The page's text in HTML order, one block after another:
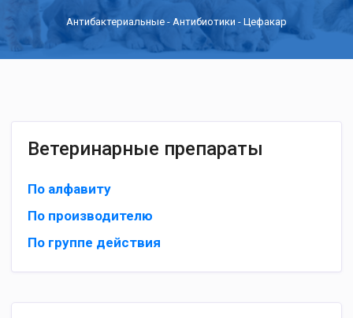
Антибактериальные - Антибиотики - Цефакар
Ветеринарные препараты
По алфавиту
По производителю
По группе действия